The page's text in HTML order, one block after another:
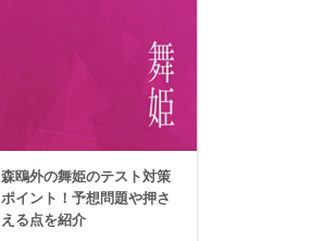
森鴎外の舞姫のテスト対策
ポイント！予想問題や押さ
える点を紹介